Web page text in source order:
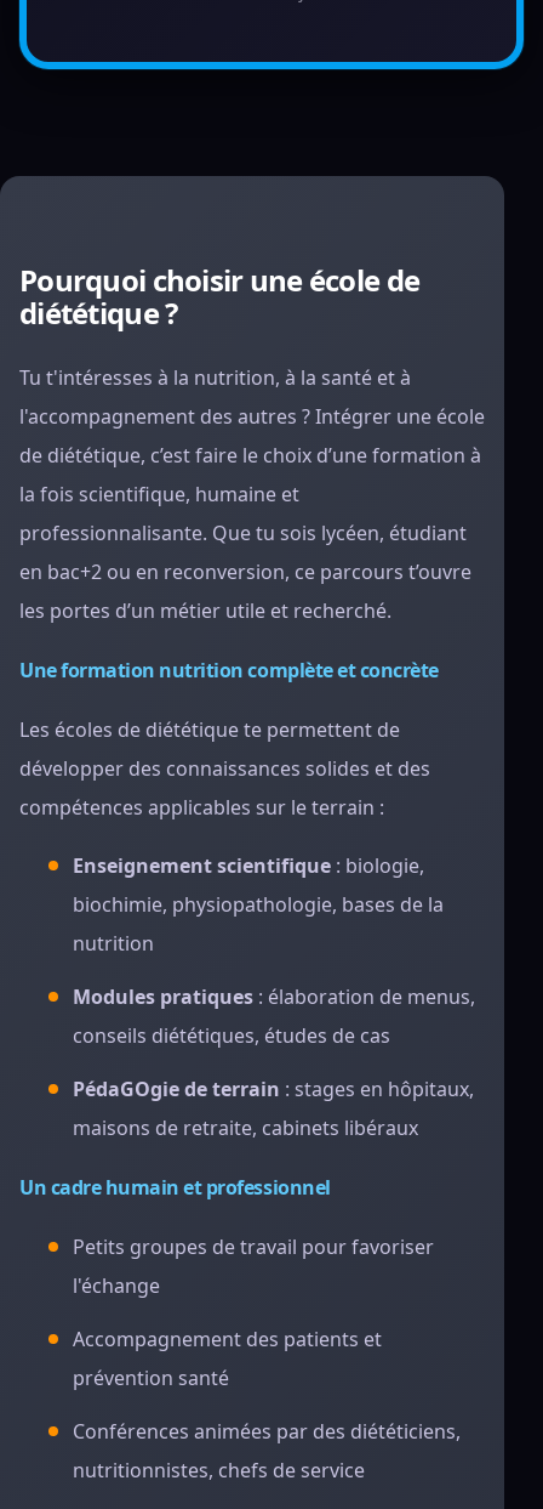
Pourquoi choisir une école de
diététique ?
Tu t'intéresses à la nutrition, à la santé et à
l'accompagnement des autres ? Intégrer une école
de diététique, c’est faire le choix d’une formation à
la fois scientifique, humaine et
professionnalisante. Que tu sois lycéen, étudiant
en bac+2 ou en reconversion, ce parcours t’ouvre
les portes d’un métier utile et recherché.
Une formation nutrition complète et concrète
Les écoles de diététique te permettent de
développer des connaissances solides et des
compétences applicables sur le terrain :
Enseignement scientifique : biologie,
biochimie, physiopathologie, bases de la
nutrition
Modules pratiques : élaboration de menus,
conseils diététiques, études de cas
PédaGOgie de terrain : stages en hôpitaux,
maisons de retraite, cabinets libéraux
Un cadre humain et professionnel
Petits groupes de travail pour favoriser
l'échange
Accompagnement des patients et
prévention santé
Conférences animées par des diététiciens,
nutritionnistes, chefs de service